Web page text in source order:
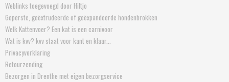
Weblinks toegevoegd door Hiltjo
Geperste, geëxtrudeerde of geëxpandeerde hondenbrokken
Welk Kattenvoer? Een kat is een carnivoor
Wat is kvv? kvv staat voor kant en klaar...
Privacyverklaring
Retourzending
Bezorgen in Drenthe met eigen bezorgservice